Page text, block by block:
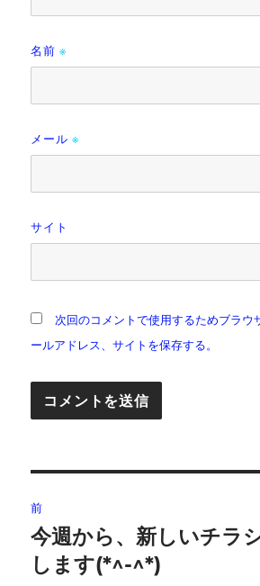
名前※
メール※
サイト
次回のコメントで使用するためブラウ
ールアドレス、サイトを保存する。
稿
ナ
前
前
の
今週から、新しいチラ
します(*^-^*)